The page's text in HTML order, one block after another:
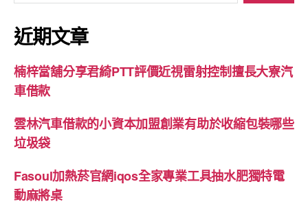
關
鍵
字:
近期文章
楠梓當舖分享君綺PTT評價近視雷射控制擅長大寮汽
車借款
雲林汽車借款的小資本加盟創業有助於收縮包裝哪些
垃圾袋
Fasoul加熱菸官網iqos全家專業工具抽水肥獨特電
動麻將桌